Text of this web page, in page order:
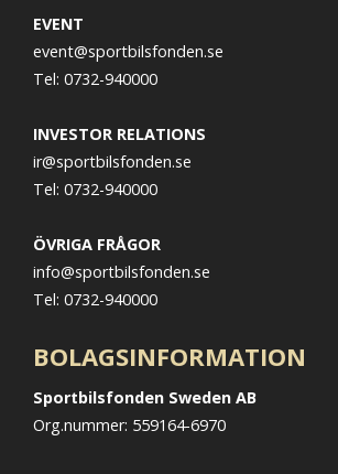
EVENT
event@sportbilsfonden.se
Tel: 0732-940000
INVESTOR RELATIONS
ir@sportbilsfonden.se
Tel: 0732-940000
ÖVRIGA FRÅGOR
info@sportbilsfonden.se
Tel: 0732-940000
BOLAGSINFORMATION
Sportbilsfonden Sweden AB
Org.nummer: 559164-6970